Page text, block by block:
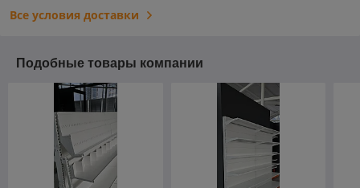
Все условия доставки
Подобные товары компании